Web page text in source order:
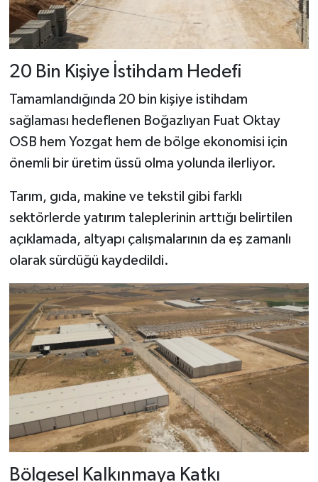
20 Bin Kişiye İstihdam Hedefi
Tamamlandığında 20 bin kişiye istihdam
sağlaması hedeflenen Boğazlıyan Fuat Oktay
OSB hem Yozgat hem de bölge ekonomisi için
önemli bir üretim üssü olma yolunda ilerliyor.
Tarım, gıda, makine ve tekstil gibi farklı
sektörlerde yatırım taleplerinin arttığı belirtilen
açıklamada, altyapı çalışmalarının da eş zamanlı
olarak sürdüğü kaydedildi.
Bölgesel Kalkınmaya Katkı